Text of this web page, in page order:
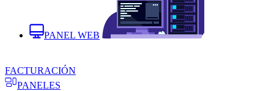
PANEL WEB
FACTURACIÓN
PANELES